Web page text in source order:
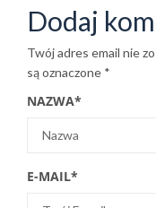
co poprawić
od razu
Dodaj
Twój adres email nie
są oznaczone *
NAZWA*
E-MAIL*